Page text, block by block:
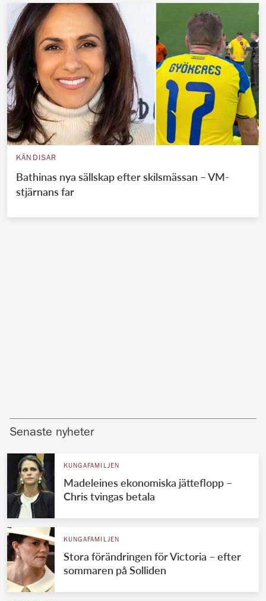
KÄNDISAR
Bathinas nya sällskap efter skilsmässan – VM-
stjärnans far
Senaste nyheter
KUNGAFAMILJEN
Madeleines ekonomiska jätteflopp –
Chris tvingas betala
KUNGAFAMILJEN
Stora förändringen för Victoria – efter
sommaren på Solliden